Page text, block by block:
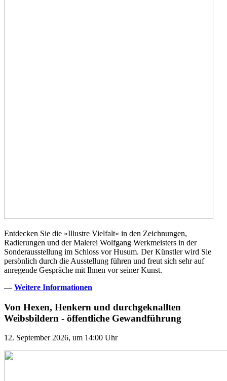
Entdecken Sie die »Illustre Vielfalt« in den Zeichnungen,
Radierungen und der Malerei Wolfgang Werkmeisters in der
Sonderausstellung im Schloss vor Husum. Der Künstler wird Sie
persönlich durch die Ausstellung führen und freut sich sehr auf
anregende Gespräche mit Ihnen vor seiner Kunst.
— Weitere Informationen
Von Hexen, Henkern und durchgeknallten
Weibsbildern - öffentliche Gewandführung
12. September 2026, um 14:00 Uhr